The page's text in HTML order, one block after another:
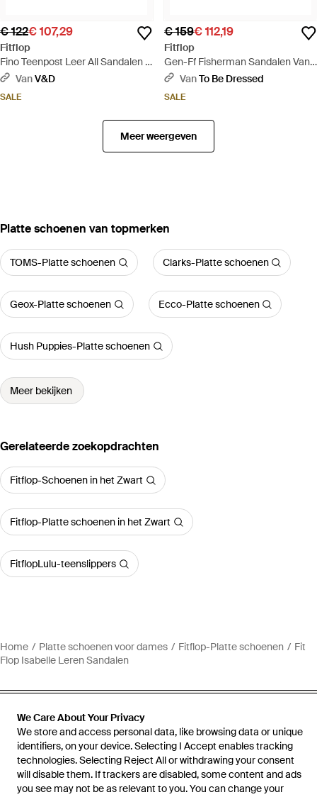
We Care About Your Privacy
We store and access personal data, like browsing data or unique
identifiers, on your device. Selecting I Accept enables tracking
technologies. Selecting Reject All or withdrawing your consent
will disable them. If trackers are disabled, some content and ads
you see may not be as relevant to you. You can change your
€ 122€ 107,29
Fitflop
Fino Teenpost Leer All Sandalen -
Zwart
VanV&D
SALE
€ 159€ 112,19
Fitflop
Gen-Ff Fisherman Sandalen Van
Leer - Naturel
VanTo Be Dressed
SALE
Meer weergeven
‪Platte schoenen‬ van topmerken
TOMS-Platte schoenen Clarks-Platte schoenen
Geox-Platte schoenen Ecco-Platte schoenen
Hush Puppies-Platte schoenen
Meer bekijken
Gerelateerde zoekopdrachten
Fitflop-Schoenen in het Zwart
Fitflop-Platte schoenen in het Zwart
FitflopLulu-teenslippers
Home Platte schoenen voor dames Fitflop-Platte schoenen
Fit
Flop Isabelle Leren Sandalen
Hulp en informatie